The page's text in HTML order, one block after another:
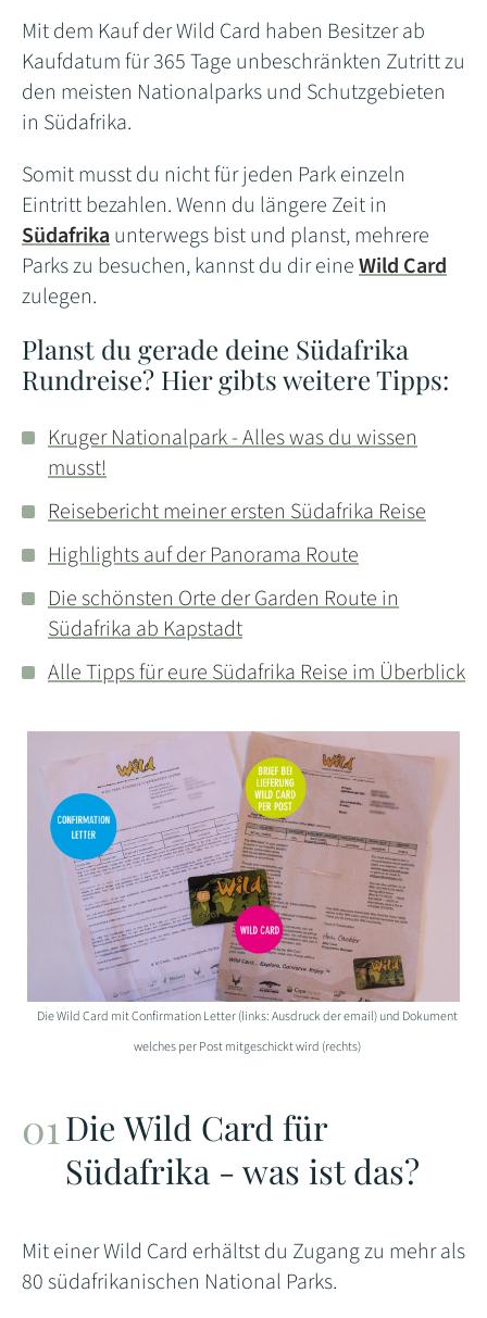
Mit dem Kauf der Wild Card haben Besitzer ab
Kaufdatum für 365 Tage unbeschränkten Zutritt zu
den meisten Nationalparks und Schutzgebieten
in Südafrika.
Somit musst du nicht für jeden Park einzeln
Eintritt bezahlen. Wenn du längere Zeit in
Südafrikaunterwegs bist und planst, mehrere
Parks zu besuchen, kannst du dir eineWild Card
zulegen.
Planst du gerade deine Südafrika
Rundreise? Hier gibts weitere Tipps:
Kruger Nationalpark - Alles was du wissen
musst!
Reisebericht meiner ersten Südafrika Reise
Highlights auf der Panorama Route
Die schönsten Orte der Garden Route in
Südafrika ab Kapstadt
Alle Tipps für eure Südafrika Reise im Überblick
Die Wild Card mit Confirmation Letter (links: Ausdruck der email) und Dokument
welches per Post mitgeschickt wird (rechts)
Die Wild Card für
Südafrika - was ist das?
Mit einer Wild Card erhältst du Zugang zu mehr als
80 südafrikanischen National Parks.